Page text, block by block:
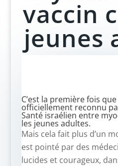
vaccin
jeunes
C’est la première fois
officiellement reconnu
Santé israélien entre
les jeunes adultes.
Mais cela fait plus d’un
est pointé par des
lucides et courageux,